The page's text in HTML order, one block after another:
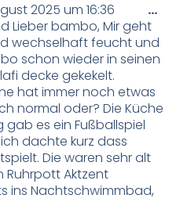
2025 um 16:36
Lieber bambo, Mir geht
wechselhaft feucht und
schon wieder in seinen
decke gekekelt.
hat immer noch etwas
normal oder? Die Küche
gab es ein Fußballspiel
dachte kurz dass
Die waren sehr alt
Ruhrpott Aktzent
ins Nachtschwimmbad,
…